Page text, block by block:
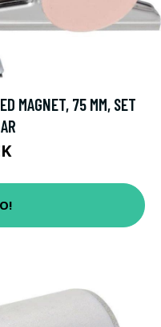
MAGNET, 75 MM, SET